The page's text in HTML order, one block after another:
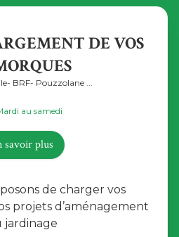
DE VOS
BRF- Pouzzolane ...
au samedi
savoir plus
de charger vos
projets d’aménagement
jardinage